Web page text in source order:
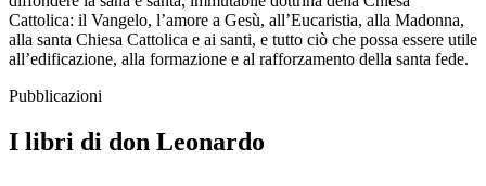
Cattolica: il Vangelo, l’amore a Gesù, all’Eucaristia, alla Madonna,
alla santa Chiesa Cattolica e ai santi, e tutto ciò che possa essere utile
all’edificazione, alla formazione e al rafforzamento della santa fede.
Pubblicazioni
I libri di don Leonardo